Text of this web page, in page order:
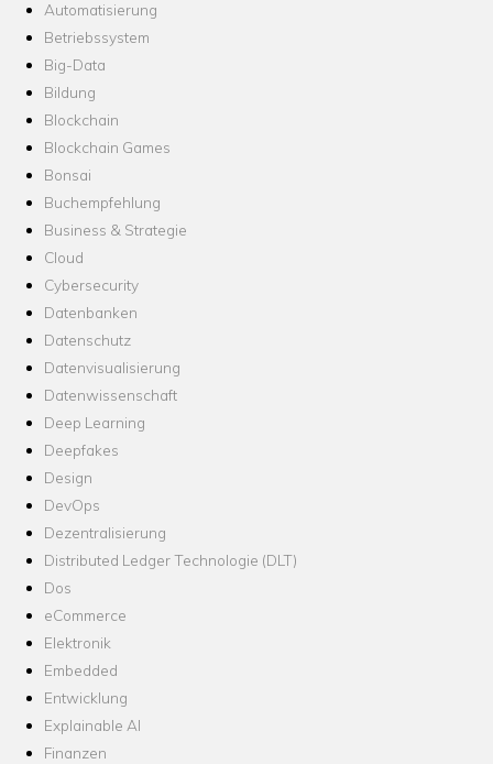
Automatisierung
Betriebssystem
Big-Data
Bildung
Blockchain
Blockchain Games
Bonsai
Buchempfehlung
Business & Strategie
Cloud
Cybersecurity
Datenbanken
Datenschutz
Datenvisualisierung
Datenwissenschaft
Deep Learning
Deepfakes
Design
DevOps
Dezentralisierung
Distributed Ledger Technologie (DLT)
Dos
eCommerce
Elektronik
Embedded
Entwicklung
Explainable AI
Finanzen